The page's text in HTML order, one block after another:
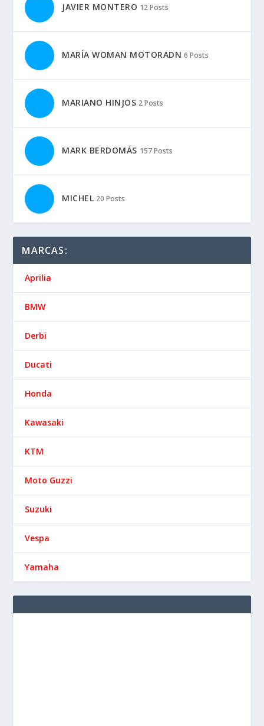
JAVIER MONTERO 12 Posts
MARÍA WOMAN MOTORADN 6 Posts
MARIANO HINJOS 2 Posts
MARK BERDOMÁS 157 Posts
MICHEL 20 Posts
MARCAS:
Aprilia
BMW
Derbi
Ducati
Honda
Kawasaki
KTM
Moto Guzzi
Suzuki
Vespa
Yamaha